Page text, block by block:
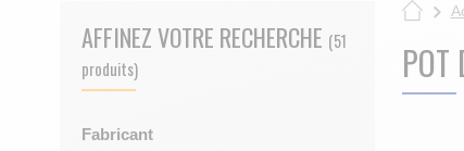
AFFINEZ VOTRE RECHERCHE (51
produits)
Fabricant
POT